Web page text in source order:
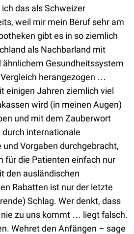
das als Schweizer
weil mir mein Beruf sehr am
gibt es in so ziemlich
als Nachbarland mit
ähnlichem Gesundheitssystem
herangezogen …
einigen Jahren ziemlich viel
wird (in meinen Augen)
und mit dem Zauberwort
durch internationale
und Vorgaben durchgebracht,
für die Patienten einfach nur
den ausländischen
Rabatten ist nur der letzte
Schlag. Wer denkt, dass
nie zu uns kommt … liegt falsch.
Wehret den Anfängen – sage